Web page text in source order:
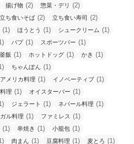
揚げ物 (2) 惣菜・デリ (2)
立ち食いそば (2) 立ち食い寿司 (2)
(1) ほうとう (1) シュークリーム (1)
パプ(1) スポーツバー (1)
釜飯 (1) ホットドッグ (1) かき (1)
ちゃんぽん (1)
アメリカ料理 (1) イノベーティブ (1)
理 (1) オイスターバー (1)
ジェラート (1) ネパール料理 (1)
ル料理 (1) ファミレス (1)
(1) 串焼き (1) 小籠包 (1)
肉まん (1) 豆腐料理 (1) 麦とろ (1)